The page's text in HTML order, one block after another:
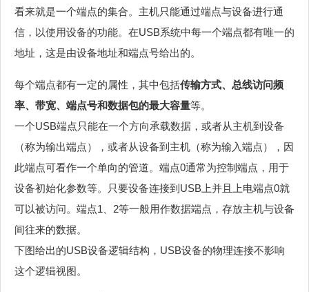
看来就是一个端点的集合。主机只能通过端点与设备进行通
信，以使用设备的功能。在USB系统中每一个端点都有唯一的
地址，这是由设备地址和端点号给出的。
每个端点都有一定的属性，其中包括传输方式、总线访问频
率、带宽、端点号和数据包的最大容量等。
一个USB端点只能在一个方向承载数据，或者从主机到设备
（称为输出端点），或者从设备到主机（称为输入端点），因
此端点可看作一个单向的管道。端点0通常为控制端点，用于
设备初始化参数等。只要设备连接到USB上并且上电端点0就
可以被访问。端点1、2等一般用作数据端点，存放主机与设备
间往来的数据。
下图给出的USB设备逻辑结构，USB设备的物理连接不影响
这个逻辑视图。